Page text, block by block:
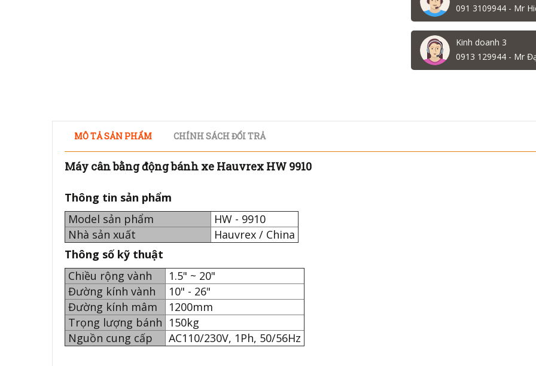
091 3109944 - Mr
Kinh doanh 3
0913 129944 - Mr
MÔ TẢ SẢN PHẨM CHÍNH SÁCH ĐỔI TRẢ
Máy cân bằng động bánh xe Hauvrex HW 9910
Thông tin sản phẩm
Model sản phẩm
HW - 9910
Nhà sản xuất
Hauvrex / China
Thông số kỹ thuật
Chiều rộng vành
1.5" ~ 20"
Đường kính vành
10" - 26"
Đường kính mâm
1200mm
Trọng lượng bánh 150kg
Nguồn cung cấp
AC110/230V, 1Ph, 50/56Hz